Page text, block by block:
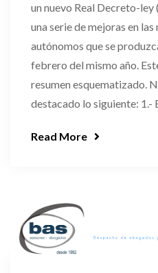
un nuevo Real Decreto-
una serie de mejoras en las
autónomos que se
febrero del mismo año.
resumen esquematizado.
destacado lo siguiente: 1.-
Read More